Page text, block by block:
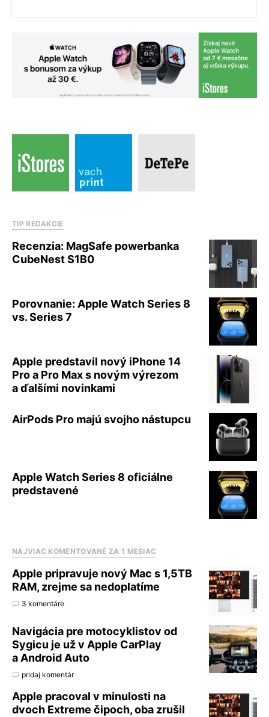
TIP REDAKCIE
Recenzia: MagSafe powerbanka
CubeNest S1B0
Porovnanie: Apple Watch Series 8
vs. Series 7
Apple predstavil nový iPhone 14
Pro a Pro Max s novým výrezom
a ďalšími novinkami
AirPods Pro majú svojho nástupcu
Apple Watch Series 8 oficiálne
predstavené
NAJVIAC KOMENTOVANÉ ZA 1 MESIAC
Apple pripravuje nový Mac s 1,5TB
RAM, zrejme sa nedoplatíme
3 komentáre
Navigácia pre motocyklistov od
Sygicu je už v Apple CarPlay
a Android Auto
pridaj komentár
Apple pracoval v minulosti na
dvoch Extreme čipoch, oba zrušil